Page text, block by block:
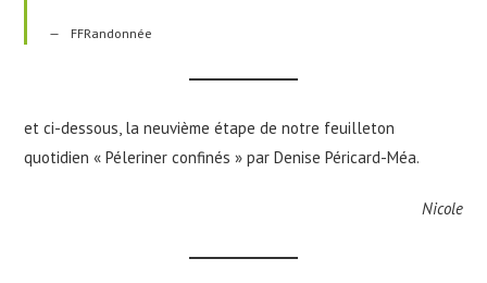
FFRandonnée
et ci-dessous, la neuvième étape de notre feuilleton
quotidien « Péleriner confinés » par Denise Péricard-Méa.
Nicole